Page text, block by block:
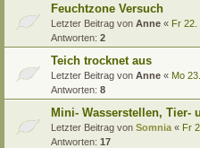
Feuchtzone Versuch
Letzter Beitrag von Anne « Fr 22.
Antworten: 2
Teich trocknet aus
Letzter Beitrag von Anne « Mo
Antworten: 8
Mini- Wasserstellen, Tier-
Letzter Beitrag von Somnia « Fr
Antworten: 17